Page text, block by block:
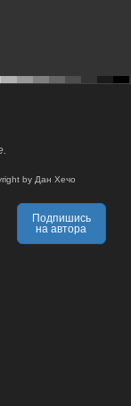
by Дан Хечо
Подпишись
на автора